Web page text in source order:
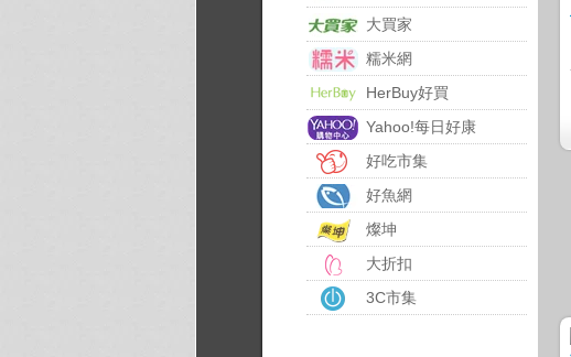
大買家
糯米網
HerBuy好買
Yahoo!每日好康
好吃市集
好魚網
燦坤
大折扣
3C市集